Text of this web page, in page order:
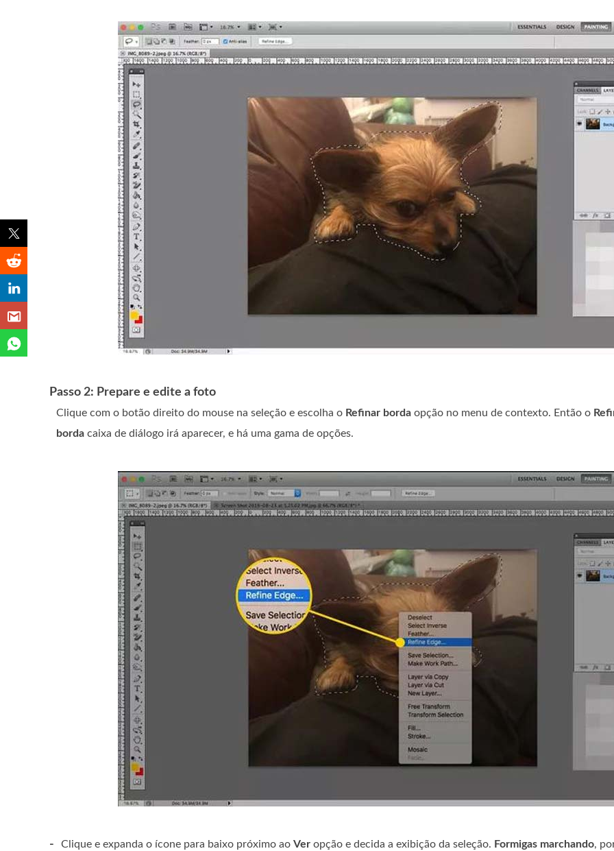
Passo 2: Prepare e edite a foto
Clique com o botão direito do mouse na seleção e escolha o Refinar borda opção no menu de contexto. Então o
borda caixa de diálogo irá aparecer, e há uma gama de opções.
- Clique e expanda o ícone para baixo próximo ao Ver opção e decida a exibição da seleção. Formigas marchando,